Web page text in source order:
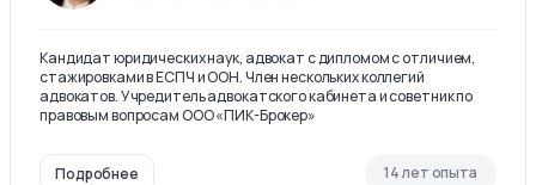
Кандидат юридических наук, адвокат с дипломом с отличием,
стажировками в ЕСПЧ и ООН. Член нескольких коллегий
адвокатов. Учредитель адвокатского кабинета и советник по
правовым вопросам ООО «ПИК-Брокер»
Подробнее 14 лет опыта